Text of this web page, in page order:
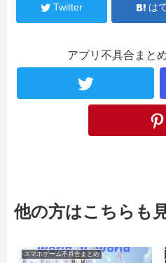
Twitter は
アプリ不具合まと
他の方はこちらも
スマホゲーム不具合まとめ